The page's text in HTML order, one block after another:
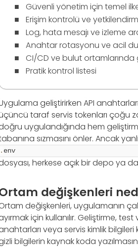
Güvenli yönetim için temel
Erişim kontrolü ve
Log, hata mesajı ve izleme
Anahtar rotasyonu ve acil
CI/CD ve bulut ortamlarında
Pratik kontrol listesi
geliştirirken API
taraf servis tokenları çoğu
uygulandığında hem
sızmasını önler. Ancak
. env
herkese açık bir depo ya
değişkenleri
değişkenleri, uygulamanın
için kullanılır. Geliştirme,
veya servis kimlik bilgileri
bilgilerin kaynak koda